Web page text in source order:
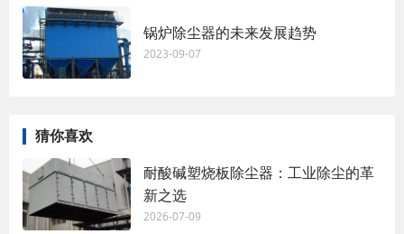
锅炉除尘器的未来发展趋势
2023-09-07
猜你喜欢
耐酸碱塑烧板除尘器：工业除尘的革
新之选
2026-07-09